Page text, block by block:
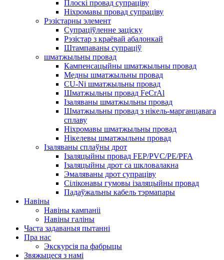
Плоскі провад супраціву
Ніхромавы провад супраціву
Рэзістарны элемент
Супраціўленне заціску
Рэзістар з краёвай абалонкай
Штампаваны супраціў
шматжыльны провад
Кампенсацыйны шматжыльны провад
Медны шматжыльны провад
CU-Ni шматжыльны провад
Шматжыльны провад FeCrAl
Ізаляваны шматжыльны провад
Шматжыльны провад з нікель-марганцавага
сплаву
Ніхромавы шматжыльны провад
Нікелевы шматжыльны провад
Ізаляваны сплаўны дрот
Ізаляцыйны провад FEP/PVC/PE/PFA
Ізаляцыйны дрот са шкловалакна
Эмаляваны дрот супраціву
Сіліконавы гумовы ізаляцыйны провад
Падаўжальны кабель тэрмапары
Навіны
Навіны кампаніі
Навіны галіны
Часта задаваныя пытанні
Пра нас
Экскурсія па фабрыцы
Звяжыцеся з намі